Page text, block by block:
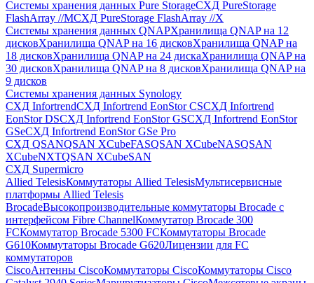
Системы хранения данных Pure StorageСХД PureStorage
FlashArray //MСХД PureStorage FlashArray //X
Системы хранения данных QNAPХранилища QNAP на 12
дисковХранилища QNAP на 16 дисковХранилища QNAP на
18 дисковХранилища QNAP на 24 дискаХранилища QNAP на
30 дисковХранилища QNAP на 8 дисковХранилища QNAP на
9 дисков
Системы хранения данных Synology
СХД InfortrendСХД Infortrend EonStor CSСХД Infortrend
EonStor DSСХД Infortrend EonStor GSСХД Infortrend EonStor
GSeСХД Infortrend EonStor GSe Pro
СХД QSANQSAN XCubeFASQSAN XCubeNASQSAN
XCubeNXTQSAN XCubeSAN
СХД Supermicro
Allied TelesisКоммутаторы Allied TelesisМультисервисные
платформы Allied Telesis
BrocadeВысокопроизводительные коммутаторы Brocade с
интерфейсом Fibre ChannelКоммутатор Brocade 300
FCКоммутатор Brocade 5300 FCКоммутаторы Brocade
G610Коммутаторы Brocade G620Лицензии для FC
коммутаторов
CiscoАнтенны CiscoКоммутаторы CiscoКоммутаторы Cisco